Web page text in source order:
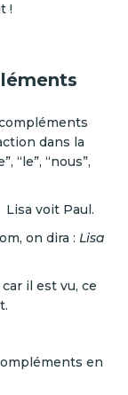
!
dans la
“le”, “nous”,
Lisa voit Paul.
on dira : Lisa
il est vu, ce
en